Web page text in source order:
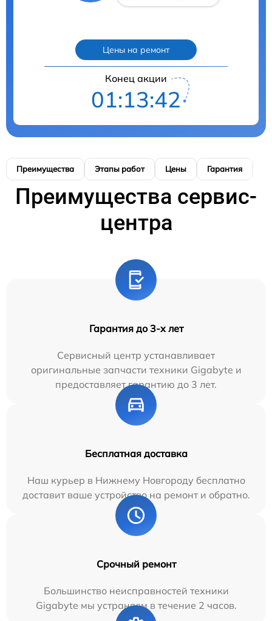
Цены на ремонт
Конец акции
01:13:41
Преимущества Этапы работ Цены Гарантия
Преимущества сервис-
центра
Гарантия до 3-х лет
Сервисный центр устанавливает
оригинальные запчасти техники Gigabyte и
предоставляет гарантию до 3 лет.
Бесплатная доставка
Наш курьер в Нижнему Новгороду бесплатно
доставит ваше устройство на ремонт и обратно.
Срочный ремонт
Большинство неисправностей техники
Gigabyte мы устраняем в течение 2 часов.